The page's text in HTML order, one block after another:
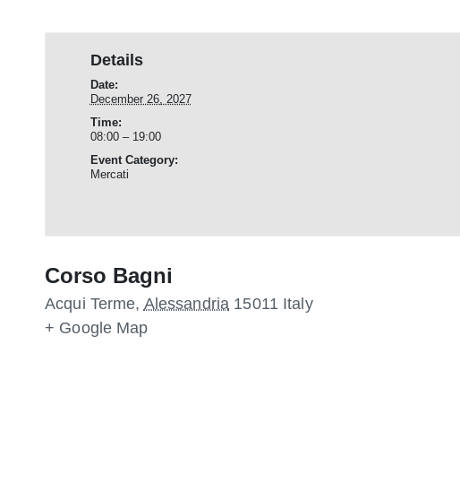
Details
Date:
December 26, 2027
Time:
08:00 – 19:00
Event Category:
Mercati
Corso Bagni
Acqui Terme, Alessandria 15011 Italy
+ Google Map